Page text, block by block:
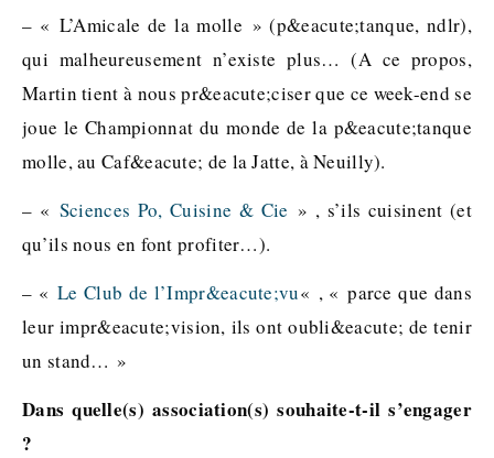
– « L’Amicale de la molle » (p&eacute;tanque, ndlr),
qui malheureusement n’existe plus… (A ce propos,
Martin tient à nous pr&eacute;ciser que ce week-end se
joue le Championnat du monde de la p&eacute;tanque
molle, au Caf&eacute; de la Jatte, à Neuilly).
– « Sciences Po, Cuisine & Cie » , s’ils cuisinent (et
qu’ils nous en font profiter…).
– « Le Club de l’Impr&eacute;vu« , « parce que dans
leur impr&eacute;vision, ils ont oubli&eacute; de tenir
un stand… »
Dans quelle(s) association(s) souhaite-t-il s’engager
?